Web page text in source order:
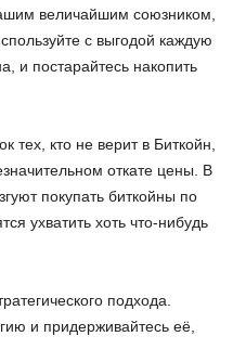
величайшим союзником,
с выгодой каждую
и постарайтесь накопить
тех, кто не верит в Биткойн,
откате цены. В
покупать биткойны по
ухватить хоть что-нибудь
подхода.
и придерживайтесь её,